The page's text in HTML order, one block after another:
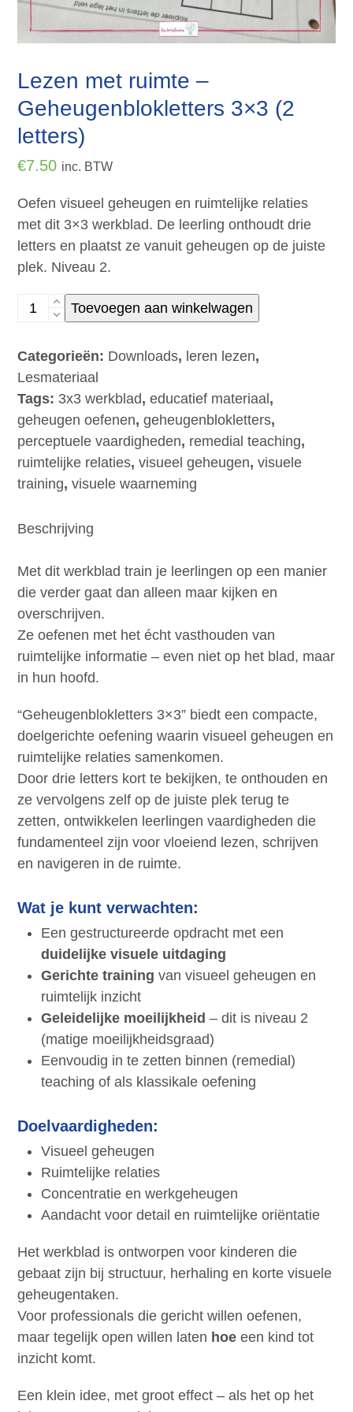
Lezen met ruimte –
Geheugenblokletters 3×3 (2
letters)
€7.50 inc. BTW
Oefen visueel geheugen en ruimtelijke relaties
met dit 3×3 werkblad. De leerling onthoudt drie
letters en plaatst ze vanuit geheugen op de juiste
plek. Niveau 2.
Lezen
3x3
(2
letters)
Toevoegen aan winkelwagen
Categorieën: Downloads, leren lezen,
Lesmateriaal
Tags: 3x3 werkblad,educatief materiaal ,
geheugen oefenen,geheugenblokletters,
perceptuele vaardigheden, remedial teaching,
ruimtelijke relaties,visueel geheugen,visuele
training,visuele waarneming
Beschrijving
Met dit werkblad train je leerlingen op een manier
die verder gaat dan alleen maar kijken en
overschrijven.
Ze oefenen met het écht vasthouden van
ruimtelijke informatie – even niet op het blad, maar
in hun hoofd.
“Geheugenblokletters 3×3” biedt een compacte,
doelgerichte oefening waarin visueel geheugen en
ruimtelijke relaties samenkomen.
Door drie letters kort te bekijken, te onthouden en
ze vervolgens zelf op de juiste plek terug te
zetten, ontwikkelen leerlingen vaardigheden die
fundamenteel zijn voor vloeiend lezen, schrijven
en navigeren in de ruimte.
Wat je kunt verwachten:
Een gestructureerde opdracht met een
duidelijke visuele uitdaging
Gerichte training van visueel geheugen en
ruimtelijk inzicht
Geleidelijke moeilijkheid – dit is niveau 2
(matige moeilijkheidsgraad)
Eenvoudig in te zetten binnen (remedial)
teaching of als klassikale oefening
Doelvaardigheden:
Visueel geheugen
Ruimtelijke relaties
Concentratie en werkgeheugen
Aandacht voor detail en ruimtelijke oriëntatie
Het werkblad is ontworpen voor kinderen die
gebaat zijn bij structuur, herhaling en korte visuele
geheugentaken.
Voor professionals die gericht willen oefenen,
maar tegelijk open willen laten hoe een kind tot
inzicht komt.
Een klein idee, met groot effect – als het op het